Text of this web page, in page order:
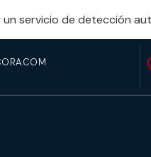
servicio de detección